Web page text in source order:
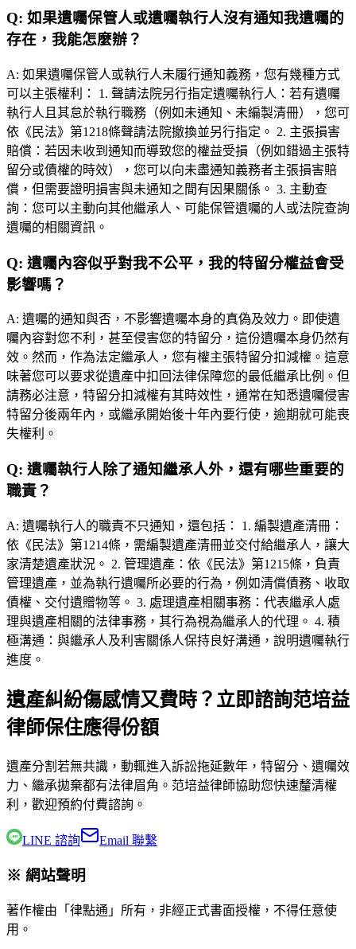
Q: 如果遺囑保管人或遺囑執行人沒有通知我遺囑的
存在，我能怎麼辦？
A: 如果遺囑保管人或執行人未履行通知義務，您有幾種方式
可以主張權利： 1. 聲請法院另行指定遺囑執行人：若有遺囑
執行人且其怠於執行職務（例如未通知、未編製清冊），您可
依《民法》第1218條聲請法院撤換並另行指定。 2. 主張損害
賠償：若因未收到通知而導致您的權益受損（例如錯過主張特
留分或債權的時效），您可以向未盡通知義務者主張損害賠
償，但需要證明損害與未通知之間有因果關係。 3. 主動查
詢：您可以主動向其他繼承人、可能保管遺囑的人或法院查詢
遺囑的相關資訊。
Q: 遺囑內容似乎對我不公平，我的特留分權益會受
影響嗎？
A: 遺囑的通知與否，不影響遺囑本身的真偽及效力。即使遺
囑內容對您不利，甚至侵害您的特留分，這份遺囑本身仍然有
效。然而，作為法定繼承人，您有權主張特留分扣減權。這意
味著您可以要求從遺產中扣回法律保障您的最低繼承比例。但
請務必注意，特留分扣減權有其時效性，通常在知悉遺囑侵害
特留分後兩年內，或繼承開始後十年內要行使，逾期就可能喪
失權利。
Q: 遺囑執行人除了通知繼承人外，還有哪些重要的
職責？
A: 遺囑執行人的職責不只通知，還包括： 1. 編製遺產清冊：
依《民法》第1214條，需編製遺產清冊並交付給繼承人，讓大
家清楚遺產狀況。 2. 管理遺產：依《民法》第1215條，負責
管理遺產，並為執行遺囑所必要的行為，例如清償債務、收取
債權、交付遺贈物等。 3. 處理遺產相關事務：代表繼承人處
理與遺產相關的法律事務，其行為視為繼承人的代理。 4. 積
極溝通：與繼承人及利害關係人保持良好溝通，說明遺囑執行
進度。
遺產糾紛傷感情又費時？立即諮詢范培益
律師保住應得份額
遺產分割若無共識，動輒進入訴訟拖延數年，特留分、遺囑效
力、繼承拋棄都有法律眉角。 范培益律師協助您快速釐清權
利，歡迎預約付費諮詢。
LINE 諮詢 Email 聯繫
※ 網站聲明
著作權由「律點通」所有，非經正式書面授權，不得任意使
用。